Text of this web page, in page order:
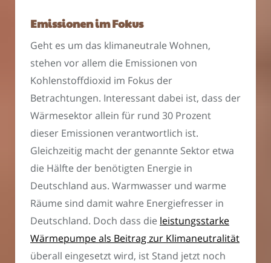
Emissionen im Fokus
Geht es um das klimaneutrale Wohnen,
stehen vor allem die Emissionen von
Kohlenstoffdioxid im Fokus der
Betrachtungen. Interessant dabei ist, dass der
Wärmesektor allein für rund 30 Prozent
dieser Emissionen verantwortlich ist.
Gleichzeitig macht der genannte Sektor etwa
die Hälfte der benötigten Energie in
Deutschland aus. Warmwasser und warme
Räume sind damit wahre Energiefresser in
Deutschland. Doch dass die leistungsstarke
Wärmepumpe als Beitrag zur Klimaneutralität
überall eingesetzt wird, ist Stand jetzt noch